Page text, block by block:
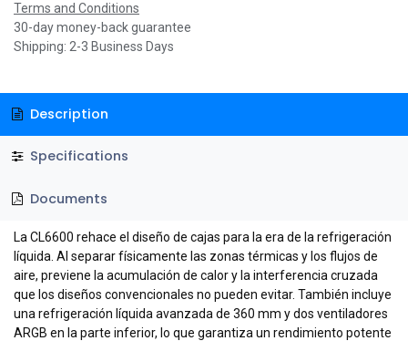
Terms and Conditions
30-day money-back guarantee
Shipping: 2-3 Business Days
Description
Specifications
Documents
La CL6600 rehace el diseño de cajas para la era de la refrigeración
líquida. Al separar físicamente las zonas térmicas y los flujos de
aire, previene la acumulación de calor y la interferencia cruzada
que los diseños convencionales no pueden evitar. También incluye
una refrigeración líquida avanzada de 360 mm y dos ventiladores
ARGB en la parte inferior, lo que garantiza un rendimiento potente